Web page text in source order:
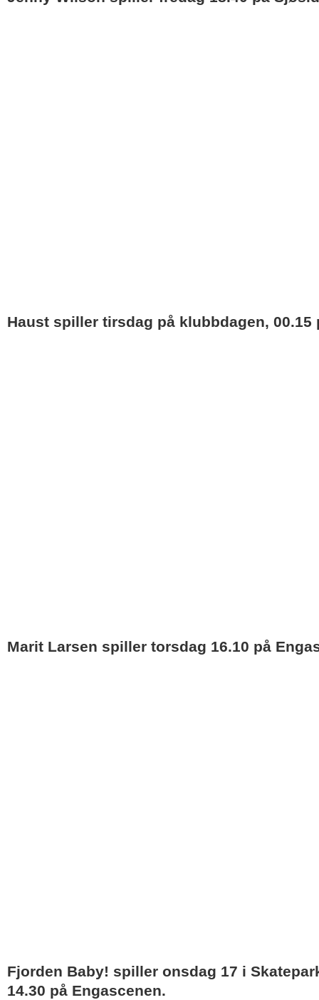
Haust spiller tirsdag på klubbdagen, 00.15
Marit Larsen spiller torsdag 16.10 på
Fjorden Baby! spiller onsdag 17 i
14.30 på Engascenen.